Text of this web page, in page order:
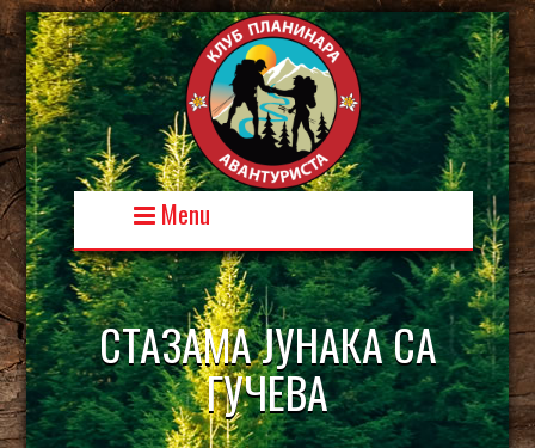
Skip
to
content
Menu
СТАЗАМА ЈУНАКА СА
ГУЧЕВА